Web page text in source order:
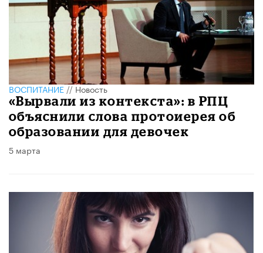
ВОСПИТАНИЕ//Новость
«Вырвали из контекста»: в РПЦ
объяснили слова протоиерея об
образовании для девочек
5 марта